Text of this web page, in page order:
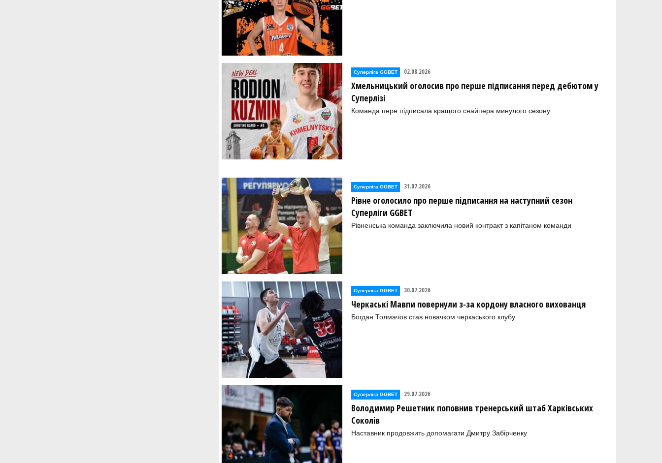
Суперліга GGBET 02.08.2026
Хмельницький оголосив про перше підписання перед дебютом у
Суперлізі
Команда пере підписала кращого снайпера минулого сезону
Суперліга GGBET 31.07.2026
Рівне оголосило про перше підписання на наступний сезон
Суперліги GGBET
Рівненська команда заключила новий контракт з капітаном команди
Суперліга GGBET 30.07.2026
Черкаські Мавпи повернули з-за кордону власного вихованця
Богдан Толмачов став новачком черкаського клубу
Суперліга GGBET 29.07.2026
Володимир Решетник поповнив тренерський штаб Харківських
Соколів
Наставник продовжить допомагати Дмитру Забірченку